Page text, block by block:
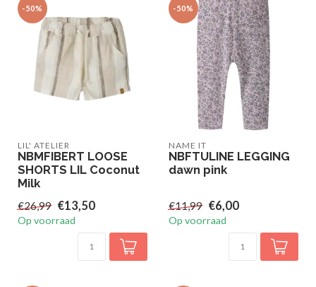
-50%
LIL' ATELIER
NBMFIBERT LOOSE
SHORTS LIL Coconut
Milk
€26,99 €13,50
Op voorraad
-50%
NAME IT
NBFTULINE LEGGING
dawn pink
€11,99 €6,00
Op voorraad